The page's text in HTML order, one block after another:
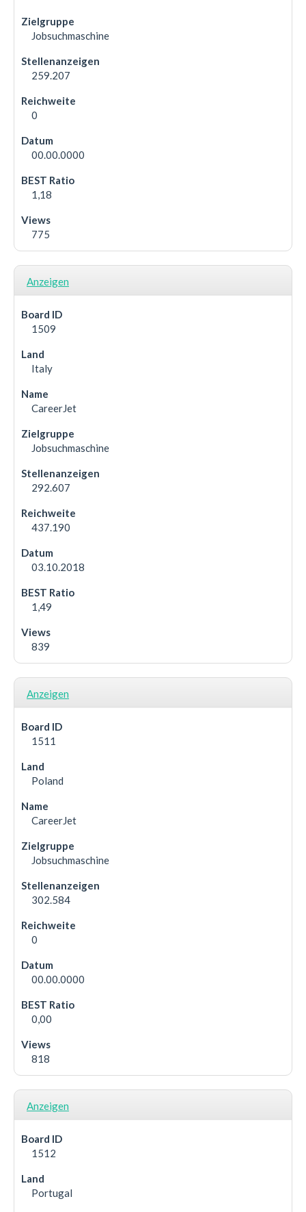
Jobsuchmaschine
259.207
0
00.00.0000
1,18
775
Anzeigen
1509
Italy
CareerJet
Jobsuchmaschine
292.607
437.190
03.10.2018
1,49
839
Anzeigen
1511
Poland
CareerJet
Jobsuchmaschine
302.584
0
00.00.0000
0,00
818
Anzeigen
1512
Portugal